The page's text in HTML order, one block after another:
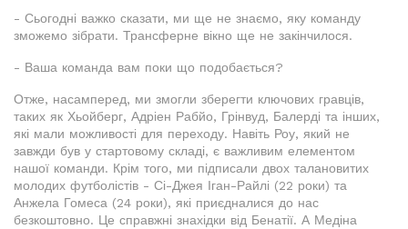
- Сьогодні важко сказати, ми ще не знаємо, яку команду
зможемо зібрати. Трансферне вікно ще не закінчилося.
- Ваша команда вам поки що подобається?
Отже, насамперед, ми змогли зберегти ключових гравців,
таких як Хьойберг, Адріен Рабйо, Грінвуд, Балерді та інших,
які мали можливості для переходу. Навіть Роу, який не
завжди був у стартовому складі, є важливим елементом
нашої команди. Крім того, ми підписали двох талановитих
молодих футболістів - Сі-Джея Іган-Райлі (22 роки) та
Анжела Гомеса (24 роки), які приєдналися до нас
безкоштовно. Це справжні знахідки від Бенатії. А Медіна